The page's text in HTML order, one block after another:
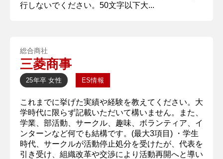
行しないでください。50文字以下大...
総合商社
三菱商事
25年卒 女性 ES情報
これまでに挙げた実績や経験を教えてください。大
学時代に限らず記載いただいて構いません。また、
学業、部活動、サークル、趣味、ボランティア、イ
ンターンなど何でも結構です。(最大3項目) ・学生
時代、サークルが活動停止処分を受けたが、代表を
引き受け、組織改革や交渉により活動再開へと導い